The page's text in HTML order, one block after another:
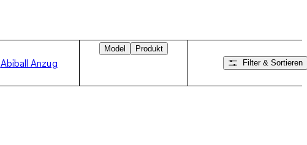
Abiball Anzug
Model
Produkt
Filter & Sortieren